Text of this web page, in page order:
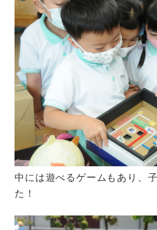
中には遊べるゲームもあり、
た！